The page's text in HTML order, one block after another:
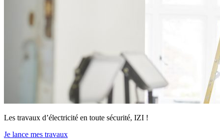
Les travaux d’électricité en toute sécurité, IZI !
Je lance mes travaux